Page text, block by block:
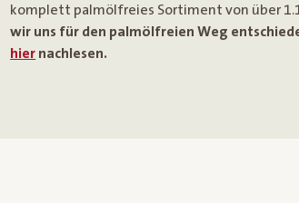
komplett palmölfreies Sortiment von über
wir uns für den palmölfreien Weg
hier nachlesen.